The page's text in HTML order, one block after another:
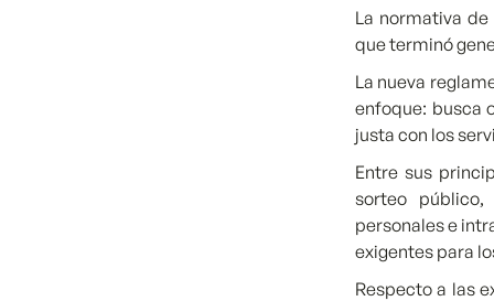
La normativa
que terminó
La nueva
enfoque: busca
justa con los
Entre sus
sorteo público,
personales e
exigentes para
Respecto a las